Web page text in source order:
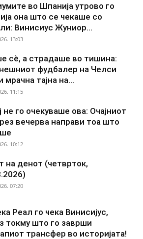
во Шпанија утрово го
она што се чекаше со
Винисиус Жуниор...
13:03
сè, а страдаше во тишина:
фудбалер на Челси
мрачна тајна на...
11:15
не го очекуваше ова: Очајниот
вечерва направи тоа што
10:12
на денот (четврток,
07:20
Реал го чека Винисијус,
токму што го заврши
трансфер во историјата!